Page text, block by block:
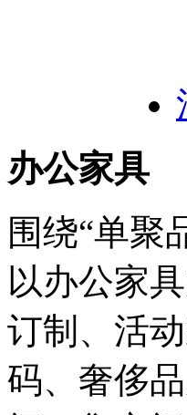
办公家具
围绕“单聚
以办公家
订制、活
码、奢侈